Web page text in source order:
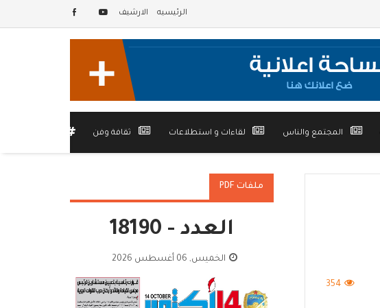
الرئيسيه الارشيف
المجتمع والناس لقاءات و استطلاعات ثقافة وفن
354
ملفات PDF
العدد - 18190
الخميس, 06 أغسطس 2026